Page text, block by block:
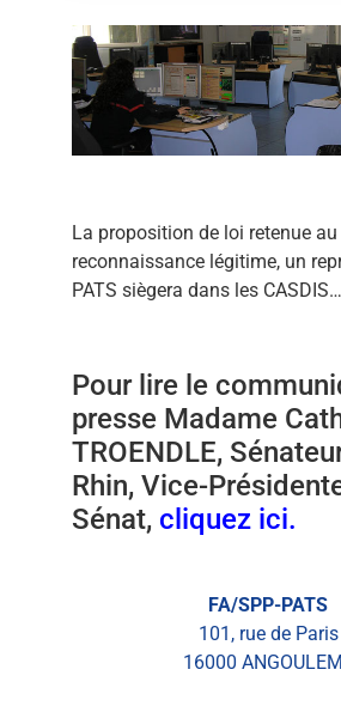
La proposition de loi retenue au
reconnaissance légitime, un
PATS siègera dans les CASDIS…
Pour lire le
presse Madame
TROENDLE,
Rhin, Vice-
Sénat, cliquez ici.
FA/SPP-PATS
101, rue de Paris
16000